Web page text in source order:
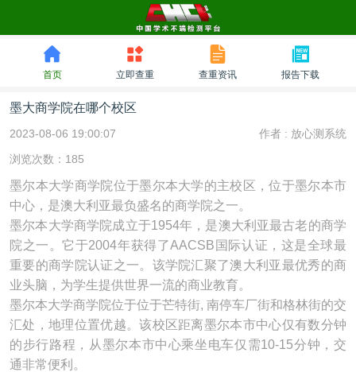
首页 立即查重 查重资讯 报告下载
墨大商学院在哪个校区
2023-08-06 19:00:07 作者 : 放心测系统
浏览次数：185
墨尔本大学商学院位于墨尔本大学的主校区，位于墨尔本市
中心，是澳大利亚最负盛名的商学院之一。
墨尔本大学商学院成立于1954年，是澳大利亚最古老的商学
院之一。它于2004年获得了AACSB国际认证，这是全球最
重要的商学院认证之一。该学院汇聚了澳大利亚最优秀的商
业头脑，为学生提供世界一流的商业教育。
墨尔本大学商学院位于位于芒特街, 南停车厂街和格林街的交
汇处，地理位置优越。该校区距离墨尔本市中心仅有数分钟
的步行路程，从墨尔本市中心乘坐电车仅需10-15分钟，交
通非常便利。